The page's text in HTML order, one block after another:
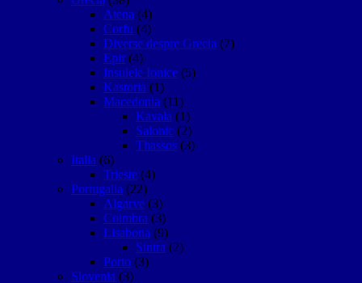
Atena (4)
Corfu (4)
Diverse despre Grecia (7)
Epir (4)
Insulele Ionice (5)
Kastoria (1)
Macedonia (11)
Kavala (1)
Salonic (2)
Thassos (3)
Italia (6)
Trieste (4)
Portugalia (22)
Algarve (3)
Coimbra (3)
Lisabona (9)
Sintra (2)
Porto (3)
Slovenia (3)